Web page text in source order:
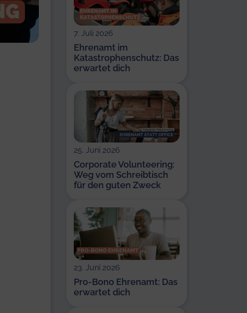
7. Juli 2026
Ehrenamt im
Katastrophenschutz: Das
erwartet dich
25. Juni 2026
Corporate Volunteering:
Weg vom Schreibtisch
für den guten Zweck
23. Juni 2026
Pro-Bono Ehrenamt: Das
erwartet dich